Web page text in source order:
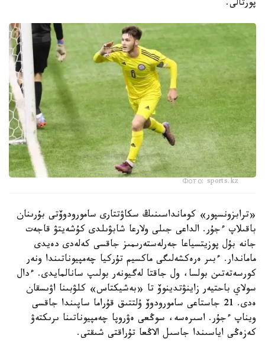
پورتالى.
Фото: sports.kz
«ترابزونسپور» كومانداسىنىڭ سكاۋتتارى سامورودوۆتى بۇرىنان
باقىلاپ ءجۇر. الداعى جىلى ولارعا شابۋىلدى كۇشەيتۋ قاجەت
جانە بۇل پوزيتسياعا جەرلەستەرىمىز جاقسى كەلەدى دەيدى
ماماندار. ءبىر ەرەكشەلىگى ماكسيم تۇركيا چەمپيوناتىندا ونەر
كورسەتەتىن بولسا، ول جاقتا لەگيونەر بولىپ سانالمايدى. ءدال
سولاي باحتيەر زاينۋتدينوۆ تا «بەشيكتاس» كلۋبىنا اۋىسقان
ەدى. 21 جاستاعى سامورودوۆ ۇلتتىق قۇراما ساپىندا جاقسى
ويناپ ءجۇر. اسىرەسە، سوڭعى ەۋروپا چەمپيوناتىنا ىرىكتەۋ
كەزەڭى اياسىندا جاسىل الاڭعا تۇراقتى شىقتى.